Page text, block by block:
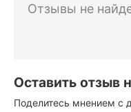
Отзывы не
Оставить отзыв
Поделитесь мнением с